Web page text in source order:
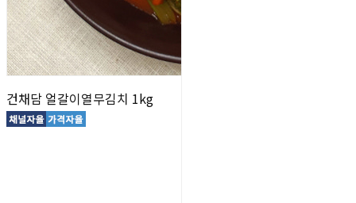
건채담 얼갈이열무김치 1kg